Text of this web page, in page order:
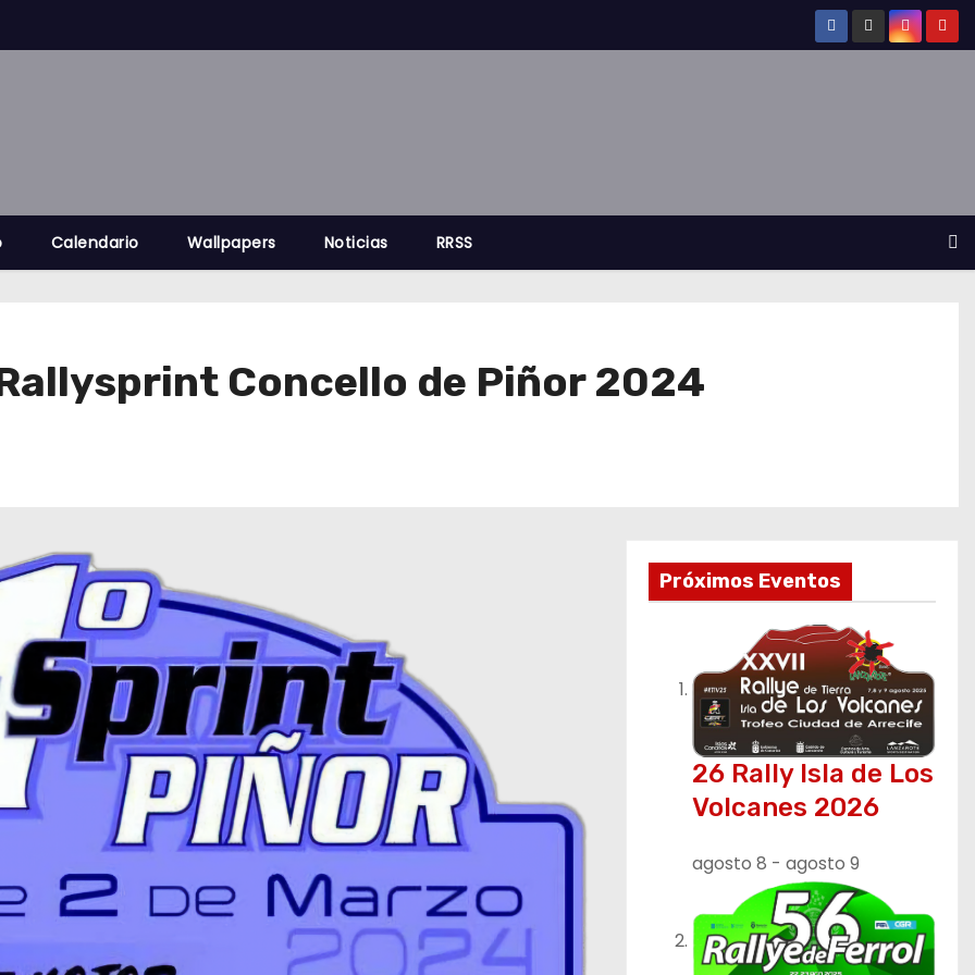
Calendario Wallpapers Noticias RRSS
Concello de Piñor 2024
Próximos Eventos
26 Rally Isla de Los
Volcanes 2026
agosto 8 - agosto 9